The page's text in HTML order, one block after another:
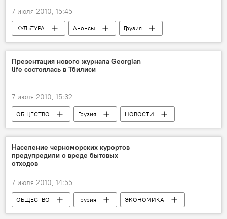
7 июля 2010, 15:45
КУЛЬТУРА Анонсы
Грузия
НОВОСТИ
ОБЩЕСТВО
Презентация нового журнала Georgian
life состоялась в Тбилиси
7 июля 2010, 15:32
ОБЩЕСТВО Грузия НОВОСТИ
Население черноморских курортов
предупредили о вреде бытовых
отходов
7 июля 2010, 14:55
ОБЩЕСТВО Грузия
ЭКОНОМИКА
НОВОСТИ